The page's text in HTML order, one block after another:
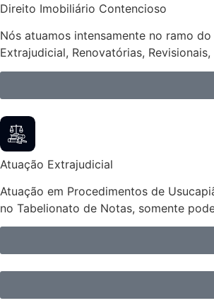
Direito Imobiliário Contencioso
Nós atuamos intensamente no ramo
Extrajudicial, Renovatórias,
Atuação Extrajudicial
Atuação em Procedimentos de
no Tabelionato de Notas, somente